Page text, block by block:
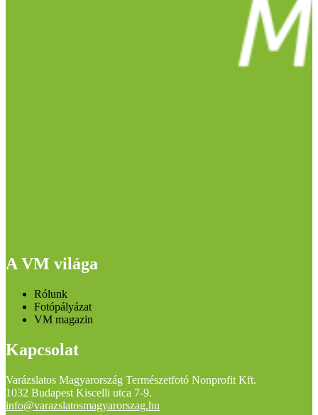
A VM világa
Rólunk
Fotópályázat
VM magazin
Kapcsolat
Varázslatos Magyarország Természetfotó Nonprofit Kft.
1032 Budapest Kiscelli utca 7-9.
info@varazslatosmagyarorszag.hu